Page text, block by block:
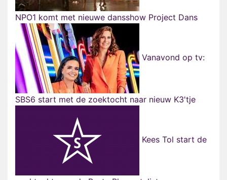
NPO1 komt met nieuwe dansshow Project Dans
Vanavond op tv:
SBS6 start met de zoektocht naar nieuw K3'tje
Kees Tol start de